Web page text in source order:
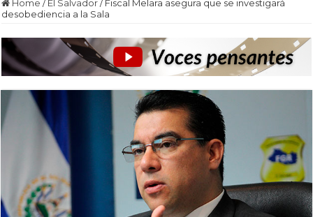
Home / El Salvador / Fiscal Melara asegura que se investigará
desobediencia a la Sala